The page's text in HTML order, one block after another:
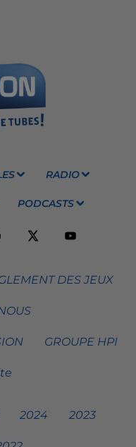
RADIO
PODCASTS
DES JEUX
GROUPE HPI
2024 2023